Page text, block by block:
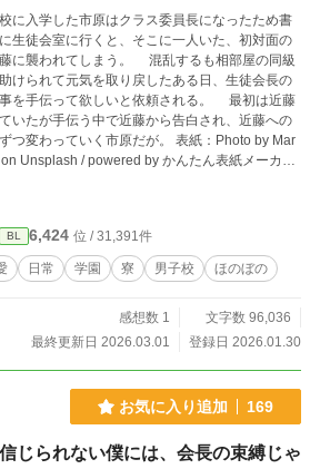
に入学した市原はクラス委員長になったため書
生徒会室に行くと、そこに一人いた、初対面の
に襲われてしまう。 混乱するも相部屋の同級
けられて元気を取り戻したある日、生徒会長の
を手伝って欲しいと依頼される。 最初は近藤
いたが手伝う中で近藤から告白され、近藤への
つ変わっていく市原だが。 表紙：Photo by Mar
Unsplash / powered by かんたん表紙メーカー
BL 6,424 位 / 31,391件
日常 学園 寮 男子校 ほのぼの
感想数 1
文字数 96,036
最終更新日 2026.03.01
登録日 2026.01.30
お気に入り追加 169
じられない僕には、会長の束縛じゃ